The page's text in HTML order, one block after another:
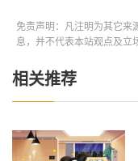
免责声明：凡注明为其它来
息，并不代表本站观点及立
相关推荐